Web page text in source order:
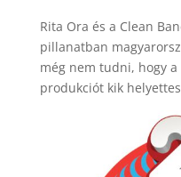
Rita Ora és a Clean
pillanatban
még nem tudni, hogy
produkciót kik